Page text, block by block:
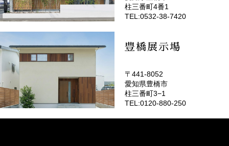
柱三番町4番1
TEL:0532-38-7420
豊橋展示場
〒441-8052
愛知県豊橋市
柱三番町3−1
TEL:0120-880-250